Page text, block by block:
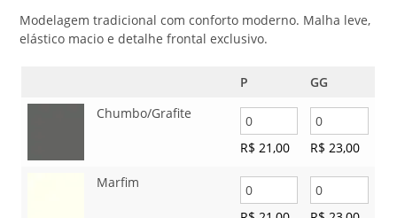
Modelagem tradicional com conforto moderno. Malha leve,
elástico macio e detalhe frontal exclusivo.
P
GG
Chumbo/Grafite
R$ 21,00 R$ 23,00
Marfim